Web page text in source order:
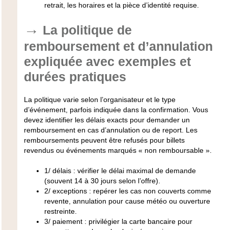
retrait, les horaires et la pièce d’identité requise.
La politique de
remboursement et d’annulation
expliquée avec exemples et
durées pratiques
La politique varie selon l’organisateur et le type
d’événement, parfois indiquée dans la confirmation. Vous
devez identifier les délais exacts pour demander un
remboursement en cas d’annulation ou de report. Les
remboursements peuvent être refusés pour billets
revendus ou événements marqués « non remboursable ».
1/ délais: vérifier le délai maximal de demande
(souvent 14 à 30 jours selon l’offre).
2/ exceptions: repérer les cas non couverts comme
revente, annulation pour cause météo ou ouverture
restreinte.
3/ paiement: privilégier la carte bancaire pour